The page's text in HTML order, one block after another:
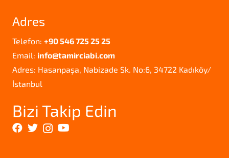
Adres
Telefon: +90 546 725 25 25
Email: info@tamirciabi.com
Adres: Hasanpaşa, Nabizade Sk. No:6, 34722 Kadıköy/
İstanbul
Bizi Takip Edin